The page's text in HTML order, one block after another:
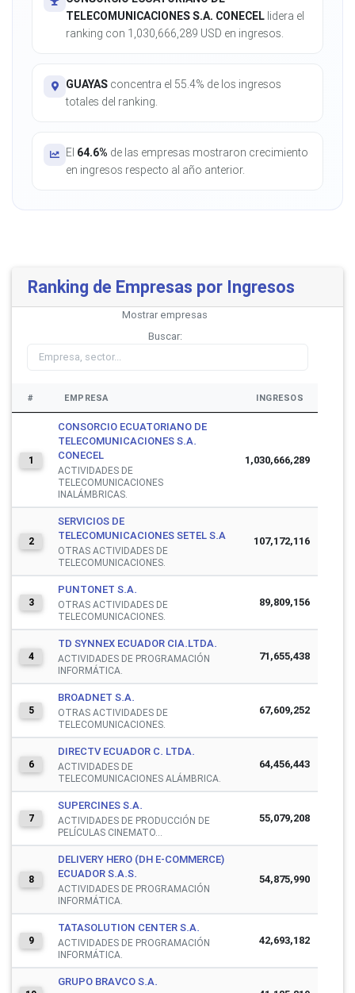
TELECOMUNICACIONES S.A. CONECEL lidera el
ranking con 1,030,666,289 USD en ingresos.
GUAYAS concentra el 55.4% de los ingresos
totales del ranking.
El 64.6% de las empresas mostraron crecimiento
en ingresos respecto al año anterior.
Ranking de Empresas por Ingresos
Mostrar empresas
Buscar:
# EMPRESA INGRESOS
1
CONSORCIO ECUATORIANO DE
TELECOMUNICACIONES S.A.
CONECEL
ACTIVIDADES DE
TELECOMUNICACIONES
INALÁMBRICAS.
1,030,666,289
2
SERVICIOS DE
TELECOMUNICACIONES SETEL S.A
OTRAS ACTIVIDADES DE
TELECOMUNICACIONES.
107,172,116
3
PUNTONET S.A.
OTRAS ACTIVIDADES DE
TELECOMUNICACIONES.
89,809,156
4
TD SYNNEX ECUADOR CIA.LTDA.
ACTIVIDADES DE PROGRAMACIÓN
INFORMÁTICA.
71,655,438
5
BROADNET S.A.
OTRAS ACTIVIDADES DE
TELECOMUNICACIONES.
67,609,252
6
DIRECTV ECUADOR C. LTDA.
ACTIVIDADES DE
TELECOMUNICACIONES ALÁMBRICA.
64,456,443
7
SUPERCINES S.A.
ACTIVIDADES DE PRODUCCIÓN DE
PELÍCULAS CINEMATO...
55,079,208
8
DELIVERY HERO (DH E-COMMERCE)
ECUADOR S.A.S.
ACTIVIDADES DE PROGRAMACIÓN
INFORMÁTICA.
54,875,990
9
TATASOLUTION CENTER S.A.
ACTIVIDADES DE PROGRAMACIÓN
INFORMÁTICA.
42,693,182
GRUPO BRAVCO S.A.